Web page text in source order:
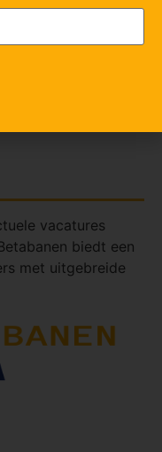
vacatures
biedt een
met uitgebreide